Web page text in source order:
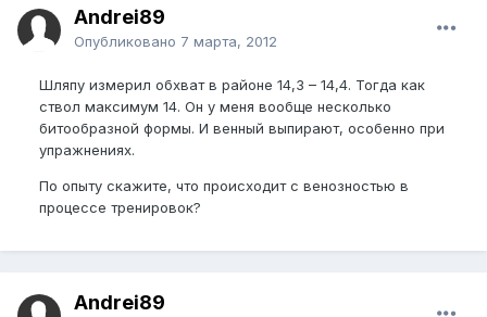
Andrei89
Опубликовано 7 марта, 2012
Шляпу измерил обхват в районе 14,3 – 14,4. Тогда как
ствол максимум 14. Он у меня вообще несколько
битообразной формы. И венный выпирают, особенно при
упражнениях.
По опыту скажите, что происходит с венозностью в
процессе тренировок?
Andrei89